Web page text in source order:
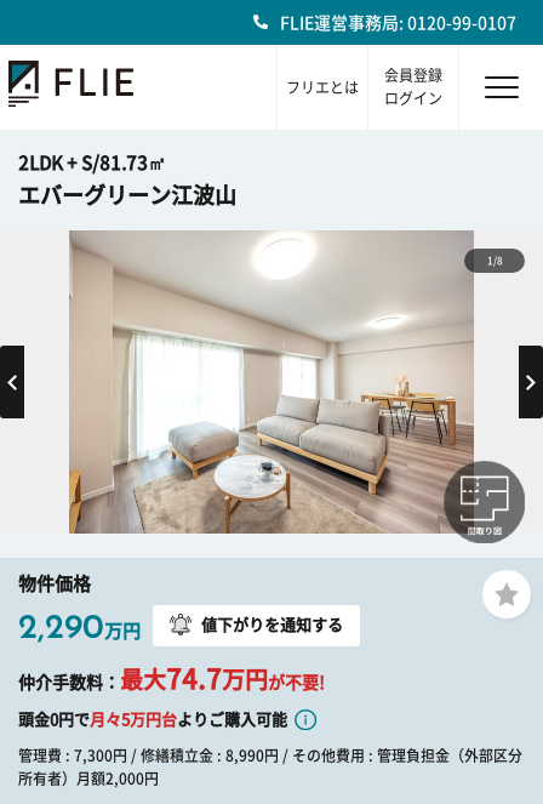
FLIE運営事務局: 0120-99-0107
フリエとは
会員登録
ログイン
2LDK + S/81.73㎡
エバーグリーン江波山
1/8
物件価格
2,290万円 値下がりを通知する
仲介手数料： 最大74.7万円 が不要!
頭金0円で月々5万円台よりご購入可能
管理費 : 7,300円 / 修繕積立金 : 8,990円 / その他費用 : 管理負担金（外部区分
所有者）月額2,000円